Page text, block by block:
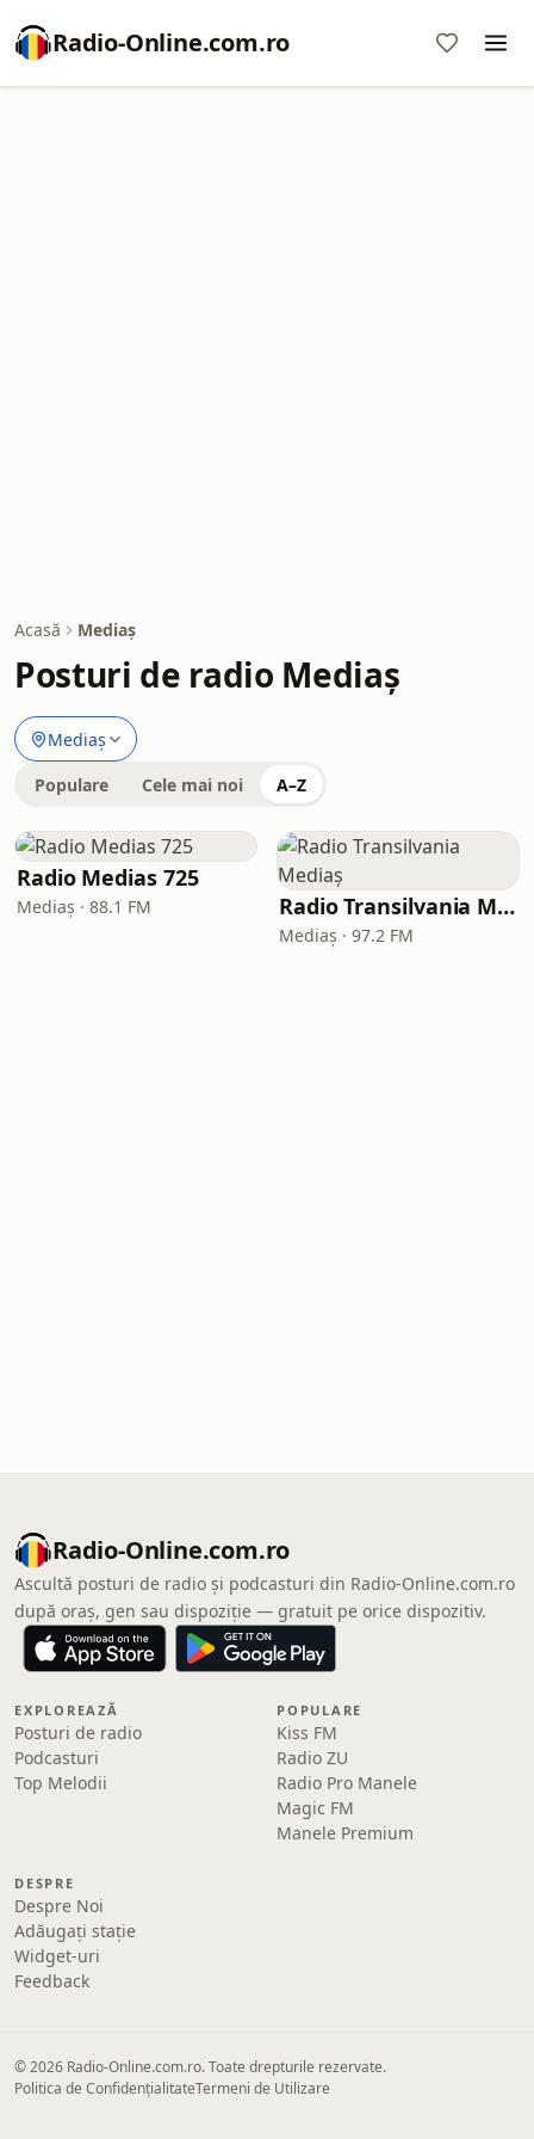
Radio-Online.com.ro
Acasă Mediaș
Posturi de radio Mediaș
Mediaș
Populare Cele mai noi A–Z
Radio Medias 725
Mediaș · 88.1 FM Radio Transilvania Mediaș
Mediaș · 97.2 FM
Radio-Online.com.ro
Ascultă posturi de radio și podcasturi din Radio-Online.com.ro
după oraș, gen sau dispoziție — gratuit pe orice dispozitiv.
EXPLOREAZĂ
Posturi de radio
Podcasturi
Top Melodii
POPULARE
Kiss FM
Radio ZU
Radio Pro Manele
Magic FM
Manele Premium
DESPRE
Despre Noi
Adăugați stație
Widget-uri
Feedback
© 2026 Radio-Online.com.ro. Toate drepturile rezervate.
Politica de ConfidențialitateTermeni de Utilizare